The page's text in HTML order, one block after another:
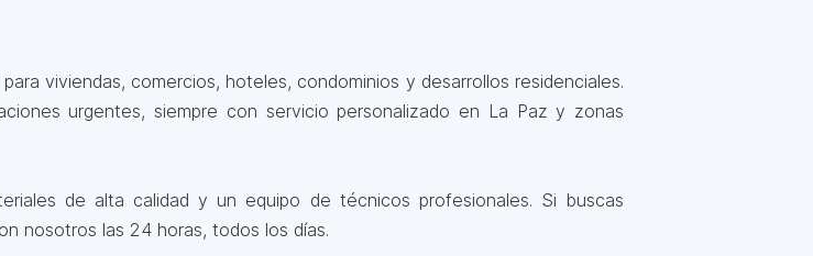
para viviendas, comercios, hoteles, condominios y desarrollos residenciales.
urgentes, siempre con servicio personalizado en La Paz y zonas
de alta calidad y un equipo de técnicos profesionales. Si buscas
nosotros las 24 horas, todos los días.